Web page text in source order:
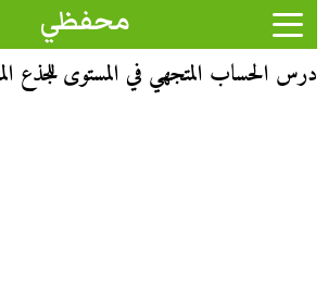
محفظي
درس الحساب المتجهي في المستوى للجذع